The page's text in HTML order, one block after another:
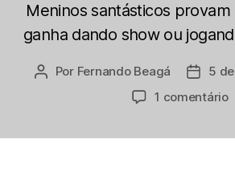
Meninos santásticos
ganha dando show ou
Autor
Por Fernando Beagá
Data
de
5
1 comentário